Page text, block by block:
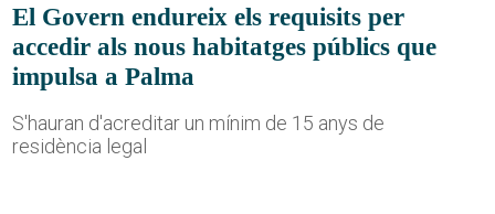
El Govern endureix els requisits per
accedir als nous habitatges públics que
impulsa a Palma
S'hauran d'acreditar un mínim de 15 anys de
residència legal